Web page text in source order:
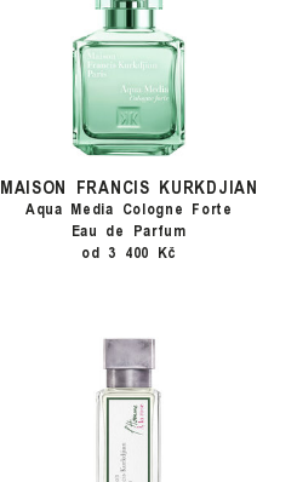
MAISON FRANCIS KURKDJIAN
Aqua Media Cologne Forte
Eau de Parfum
od 3 400 Kč